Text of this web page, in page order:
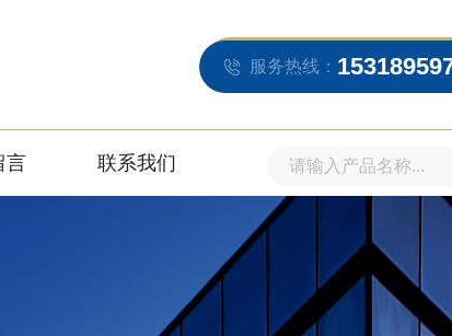
服务热线：
言 联系我们